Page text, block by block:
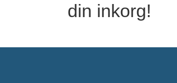
din inkorg!